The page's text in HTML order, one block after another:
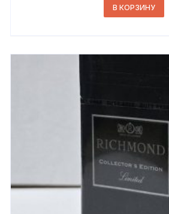
В КОРЗИНУ